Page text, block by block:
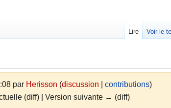
par Herisson (discussion contributions)
(diff) | Version suivante → (diff)
Lire Voir le